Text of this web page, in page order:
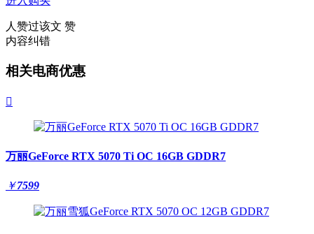
人赞过该文 赞
内容纠错
相关电商优惠

万丽GeForce RTX 5070 Ti OC 16GB GDDR7
￥7599